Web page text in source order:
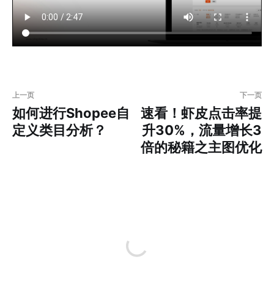
上一页
如何进行Shopee自
定义类目分析？
下一页
速看！虾皮点击率提
升30%，流量增长3
倍的秘籍之主图优化